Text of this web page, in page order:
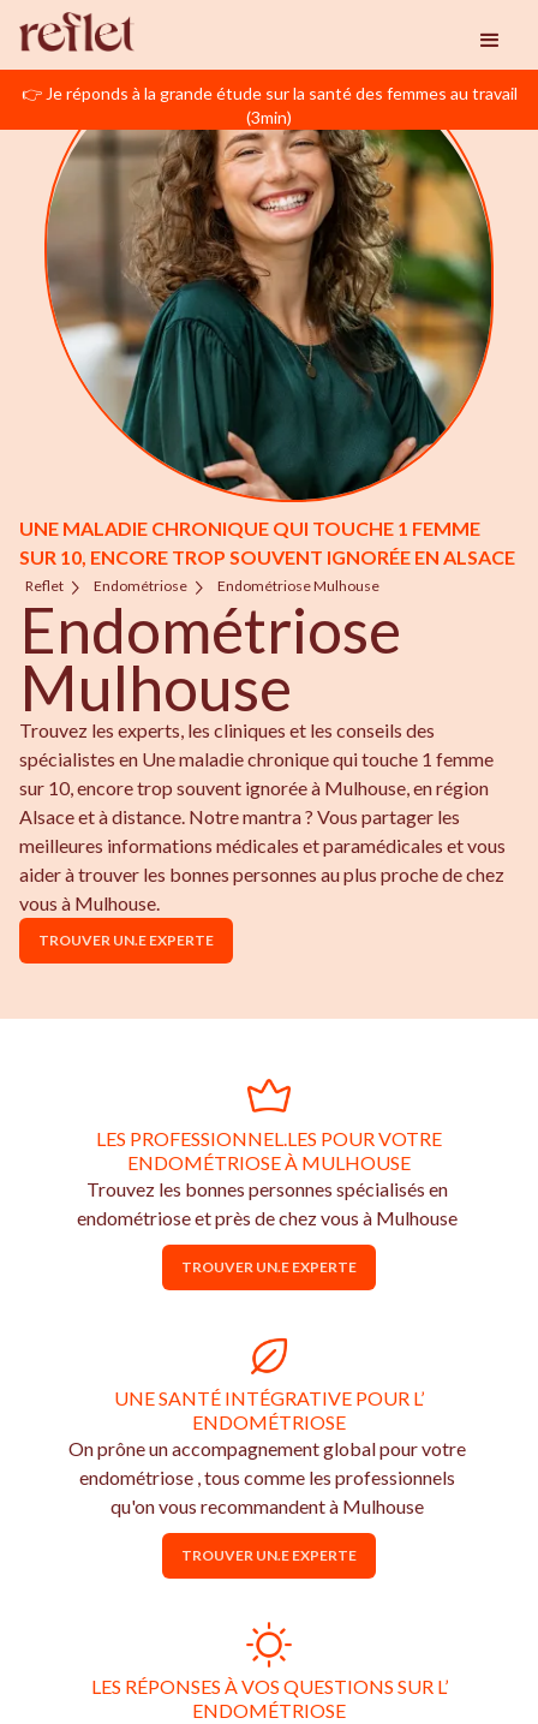
👉 Je réponds à la grande étude sur la santé des femmes au travail
(3min)
UNE MALADIE CHRONIQUE QUI TOUCHE 1 FEMME
SUR 10, ENCORE TROP SOUVENT IGNORÉE EN ALSACE
Reflet Endométriose Endométriose Mulhouse
Endométriose
Mulhouse
Trouvez les experts, les cliniques et les conseils des
spécialistes en Une maladie chronique qui touche 1 femme
sur 10, encore trop souvent ignorée à Mulhouse, en région
Alsace et à distance. Notre mantra ? Vous partager les
meilleures informations médicales et paramédicales et vous
aider à trouver les bonnes personnes au plus proche de chez
vous à Mulhouse.
TROUVER UN.E EXPERTE
LES PROFESSIONNEL.LES POUR VOTRE
ENDOMÉTRIOSE À MULHOUSE
Trouvez les bonnes personnes spécialisés en
endométriose et près de chez vous à Mulhouse
TROUVER UN.E EXPERTE
UNE SANTÉ INTÉGRATIVE POUR L’
ENDOMÉTRIOSE
On prône un accompagnement global pour votre
endométriose , tous comme les professionnels
qu'on vous recommandent à Mulhouse
TROUVER UN.E EXPERTE
LES RÉPONSES À VOS QUESTIONS SUR L’
ENDOMÉTRIOSE